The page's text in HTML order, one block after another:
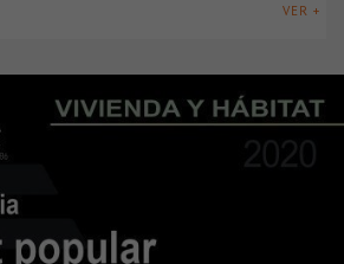
VER +